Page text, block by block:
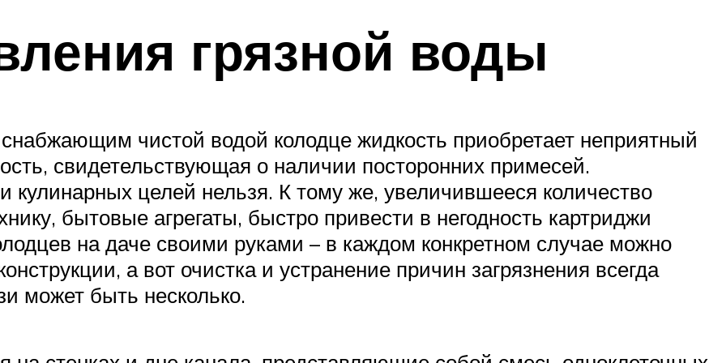
грязной воды
чистой водой колодце жидкость приобретает неприятный
свидетельствующая о наличии посторонних примесей.
кулинарных целей нельзя. К тому же, увеличившееся количество
бытовые агрегаты, быстро привести в негодность картриджи
на даче своими руками – в каждом конкретном случае можно
а вот очистка и устранение причин загрязнения всегда
может быть несколько.